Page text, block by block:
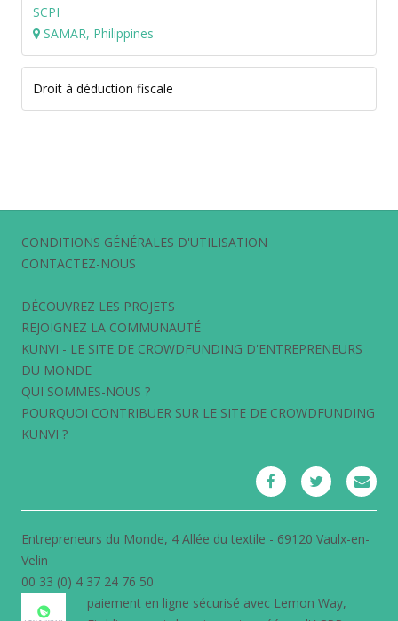
SCPI
SAMAR, Philippines
Droit à déduction fiscale
CONDITIONS GÉNÉRALES D'UTILISATION
CONTACTEZ-NOUS
DÉCOUVREZ LES PROJETS
REJOIGNEZ LA COMMUNAUTÉ
KUNVI - LE SITE DE CROWDFUNDING D'ENTREPRENEURS
DU MONDE
QUI SOMMES-NOUS ?
POURQUOI CONTRIBUER SUR LE SITE DE CROWDFUNDING
KUNVI ?
Entrepreneurs du Monde, 4 Allée du textile - 69120 Vaulx-en-
Velin
00 33 (0) 4 37 24 76 50
paiement en ligne sécurisé avec Lemon Way,